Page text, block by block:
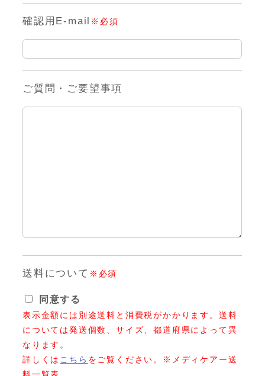
確認用E-mail ※必須
ご質問・ご要望事項
送料について ※必須
同意する
表示金額には別途送料と消費税がかかります。送料
については発送個数、サイズ、都道府県によって異
なります。
詳しくは こちら をご覧ください。※メディケアー送